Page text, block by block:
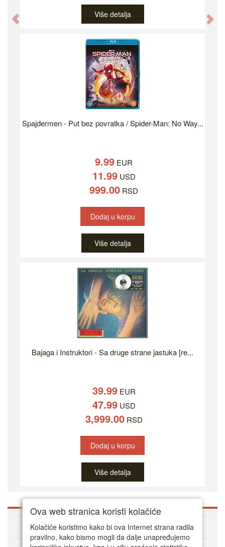
Više detalja
Spajdermen - Put bez povratka / Spider-Man: No Way...
9.99 EUR
11.99USD
999.00 RSD
Dodaj u korpu
Više detalja
Bajaga i Instruktori - Sa druge strane jastuka [re...
39.99EUR
47.99USD
3,999.00RSD
Dodaj u korpu
Više detalja
O DVD Zoni
Ova web stranica koristi kolačiće
Kolačiće koristimo kako bi ova Internet strana radila
pravilno, kako bismo mogli da dalje unapređujemo